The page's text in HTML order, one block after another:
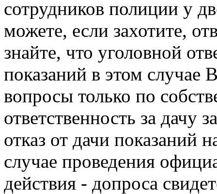
сотрудников полиции у
можете, если захотите,
знайте, что уголовной
показаний в этом случае
вопросы только по
ответственность за дачу
отказ от дачи показаний
случае проведения
действия - допроса